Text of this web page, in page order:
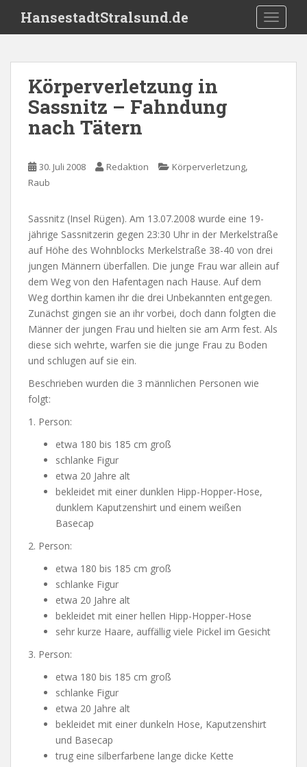
i
HansestadtStralsund.de
Körperverletzung in
Sassnitz – Fahndung
nach Tätern
30. Juli 2008 Redaktion Körperverletzung,
Raub
Sassnitz (Insel Rügen). Am 13.07.2008 wurde eine 19-
jährige Sassnitzerin gegen 23:30 Uhr in der Merkelstraße
auf Höhe des Wohnblocks Merkelstraße 38-40 von drei
jungen Männern überfallen. Die junge Frau war allein auf
dem Weg von den Hafentagen nach Hause. Auf dem
Weg dorthin kamen ihr die drei Unbekannten entgegen.
Zunächst gingen sie an ihr vorbei, doch dann folgten die
Männer der jungen Frau und hielten sie am Arm fest. Als
diese sich wehrte, warfen sie die junge Frau zu Boden
und schlugen auf sie ein.
Beschrieben wurden die 3 männlichen Personen wie
folgt:
1. Person:
etwa 180 bis 185 cm groß
schlanke Figur
etwa 20 Jahre alt
bekleidet mit einer dunklen Hipp-Hopper-Hose,
dunklem Kaputzenshirt und einem weißen
Basecap
2. Person:
etwa 180 bis 185 cm groß
schlanke Figur
etwa 20 Jahre alt
bekleidet mit einer hellen Hipp-Hopper-Hose
sehr kurze Haare, auffällig viele Pickel im Gesicht
3. Person:
etwa 180 bis 185 cm groß
schlanke Figur
etwa 20 Jahre alt
bekleidet mit einer dunkeln Hose, Kaputzenshirt
und Basecap
trug eine silberfarbene lange dicke Kette